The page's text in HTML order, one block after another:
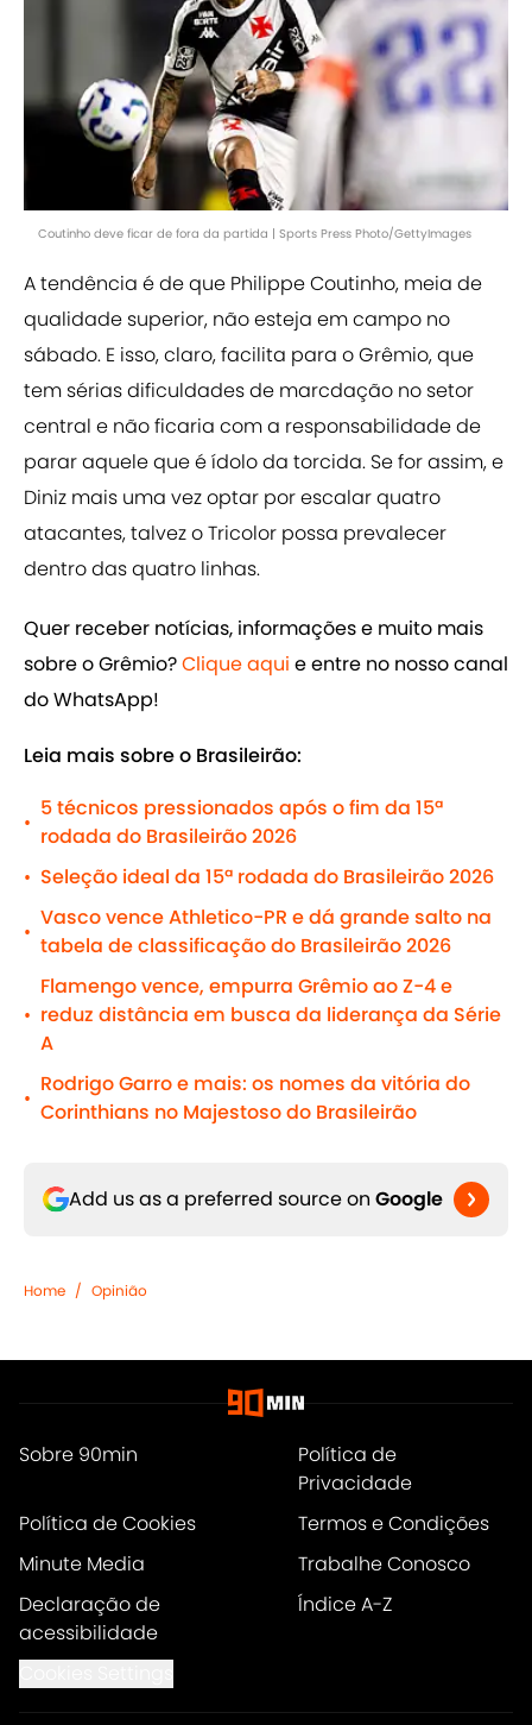
Coutinho deve ficar de fora da partida | Sports Press Photo/GettyImages
A tendência é de que Philippe Coutinho, meia de
qualidade superior, não esteja em campo no
sábado. E isso, claro, facilita para o Grêmio, que
tem sérias dificuldades de marcdação no setor
central e não ficaria com a responsabilidade de
parar aquele que é ídolo da torcida. Se for assim, e
Diniz mais uma vez optar por escalar quatro
atacantes, talvez o Tricolor possa prevalecer
dentro das quatro linhas.
Quer receber notícias, informações e muito mais
sobre o Grêmio?Clique aqui e entre no nosso canal
do WhatsApp!
Leia mais sobre o Brasileirão:
•
5 técnicos pressionados após o fim da 15ª
rodada do Brasileirão 2026
• Seleção ideal da 15ª rodada do Brasileirão 2026
•
Vasco vence Athletico-PR e dá grande salto na
tabela de classificação do Brasileirão 2026
•
Flamengo vence, empurra Grêmio ao Z-4 e
reduz distância em busca da liderança da Série
A
•
Rodrigo Garro e mais: os nomes da vitória do
Corinthians no Majestoso do Brasileirão
Add us as a preferred source on Google
Home / Opinião
Sobre 90min
Política de
Privacidade
Política de Cookies
Termos e Condições
Minute Media
Trabalhe Conosco
Declaração de
acessibilidade
Índice A-Z